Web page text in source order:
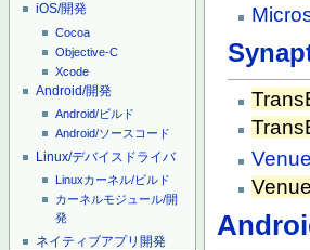
iOS/開発
Cocoa
Objective-C
Xcode
Android/開発
Android/ビルド
Android/ソースコード
Linux/デバイスドライバ
Linuxカーネル/ビルド
カーネルモジュール/開
発
ネイティブアプリ開発